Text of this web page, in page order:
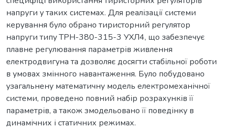
напруги у таких системах. Для реалізації системи
керування було обрано тиристорний регулятор
напруги типу ТРН-380-315-3 УХЛ4, що забезпечує
плавне регулювання параметрів живлення
електродвигуна та дозволяє досягти стабільної роботи
в умовах змінного навантаження. Було побудовано
узагальнену математичну модель електромеханічної
системи, проведено повний набір розрахунків її
параметрів, а також змодельовано її поведінку в
динамічних і статичних режимах.